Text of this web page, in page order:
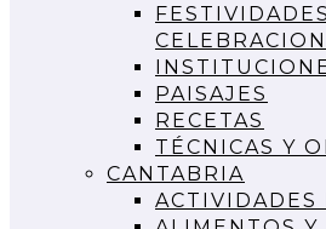
PAISAJES
RECETAS
TÉCNICAS Y
CANTABRIA
ACTIVIDADES